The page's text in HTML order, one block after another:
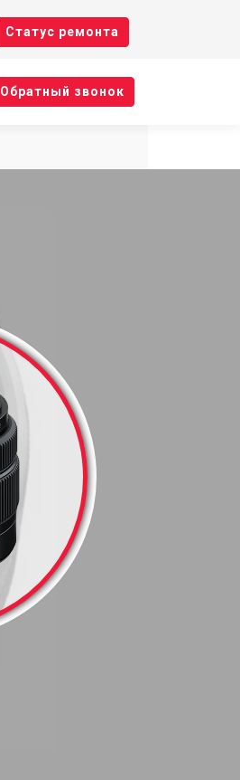
Cтатус ремонта
Oбратный звонок